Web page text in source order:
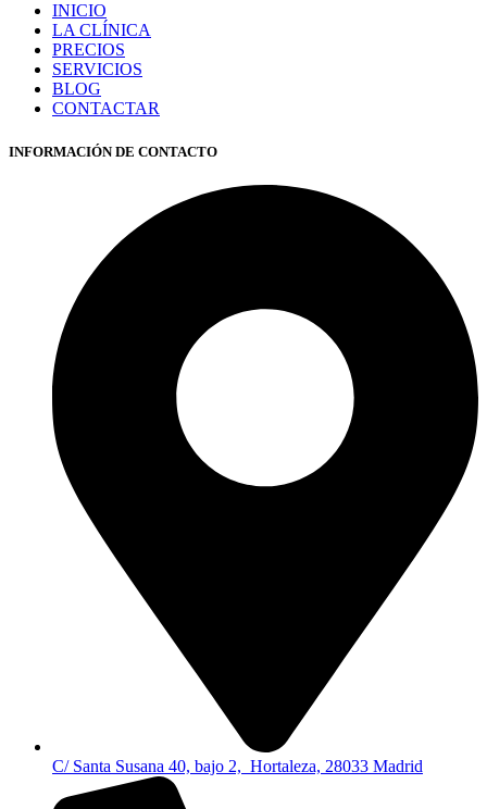
INICIO
LA CLÍNICA
PRECIOS
SERVICIOS
BLOG
CONTACTAR
INFORMACIÓN DE CONTACTO
C/ Santa Susana 40, bajo 2, Hortaleza, 28033 Madrid